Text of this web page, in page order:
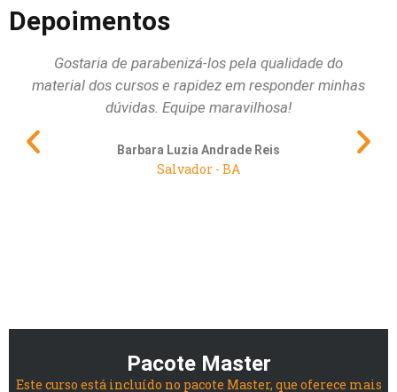
Depoimentos
Gostaria de parabenizá-los pela qualidade do
material dos cursos e rapidez em responder minhas
dúvidas. Equipe maravilhosa!
Barbara Luzia Andrade Reis
Salvador - BA
Pacote Master
Este curso está incluído no pacote Master, que oferece mais